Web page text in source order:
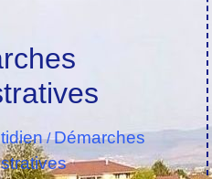
/Démarches